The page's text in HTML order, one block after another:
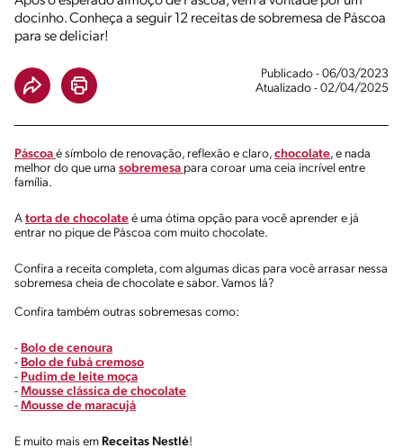
docinho. Conheça a seguir 12 receitas de sobremesa de Páscoa
para se deliciar!
Publicado - 06/03/2023
Atualizado - 02/04/2025
Páscoa é símbolo de renovação, reflexão e claro, chocolate, e nada
melhor do que uma sobremesa para coroar uma ceia incrível entre
família.
A torta de chocolate é uma ótima opção para você aprender e já
entrar no pique de Páscoa com muito chocolate.
Confira a receita completa, com algumas dicas para você arrasar nessa
sobremesa cheia de chocolate e sabor. Vamos lá?
Confira também outras sobremesas como:
- Bolo de cenoura
- Bolo de fubá cremoso
- Pudim de leite moça
- Mousse clássica de chocolate
- Mousse de maracujá
E muito mais em Receitas Nestlé!